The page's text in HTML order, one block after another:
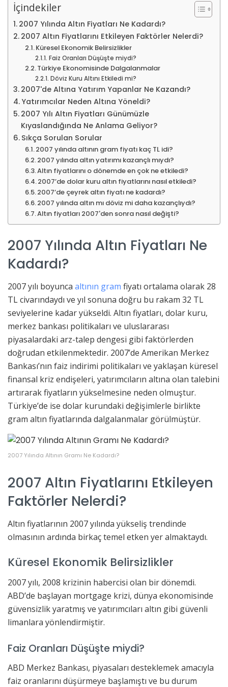
İçindekiler
2007 Yılında Altın Fiyatları Ne Kadardı?
2007 Altın Fiyatlarını Etkileyen Faktörler Nelerdi?
Küresel Ekonomik Belirsizlikler
Faiz Oranları Düşüşte miydi?
Türkiye Ekonomisinde Dalgalanmalar
Döviz Kuru Altını Etkiledi mi?
2007'de Altına Yatırım Yapanlar Ne Kazandı?
Yatırımcılar Neden Altına Yöneldi?
2007 Yılı Altın Fiyatları Günümüzle
Kıyaslandığında Ne Anlama Geliyor?
Sıkça Sorulan Sorular
2007 yılında altının gram fiyatı kaç TL idi?
2007 yılında altın yatırımı kazançlı mıydı?
Altın fiyatlarını o dönemde en çok ne etkiledi?
2007’de dolar kuru altın fiyatlarını nasıl etkiledi?
2007’de çeyrek altın fiyatı ne kadardı?
2007 yılında altın mı döviz mi daha kazançlıydı?
Altın fiyatları 2007'den sonra nasıl değişti?
2007 Yılında Altın Fiyatları Ne
Kadardı?
2007 yılı boyunca altının gram fiyatı ortalama olarak 28
TL civarındaydı ve yıl sonuna doğru bu rakam 32 TL
seviyelerine kadar yükseldi. Altın fiyatları, dolar kuru,
merkez bankası politikaları ve uluslararası
piyasalardaki arz-talep dengesi gibi faktörlerden
doğrudan etkilenmektedir. 2007’de Amerikan Merkez
Bankası’nın faiz indirimi politikaları ve yaklaşan küresel
finansal kriz endişeleri, yatırımcıların altına olan talebini
artırarak fiyatların yükselmesine neden olmuştur.
Türkiye’de ise dolar kurundaki değişimlerle birlikte
gram altın fiyatlarında dalgalanmalar görülmüştür.
2007 Yılında Altının Gramı Ne Kadardı?
2007 Altın Fiyatlarını Etkileyen
Faktörler Nelerdi?
Altın fiyatlarının 2007 yılında yükseliş trendinde
olmasının ardında birkaç temel etken yer almaktaydı.
Küresel Ekonomik Belirsizlikler
2007 yılı, 2008 krizinin habercisi olan bir dönemdi.
ABD’de başlayan mortgage krizi, dünya ekonomisinde
güvensizlik yaratmış ve yatırımcıları altın gibi güvenli
limanlara yönlendirmiştir.
Faiz Oranları Düşüşte miydi?
ABD Merkez Bankası, piyasaları desteklemek amacıyla
faiz oranlarını düşürmeye başlamıştı ve bu durum